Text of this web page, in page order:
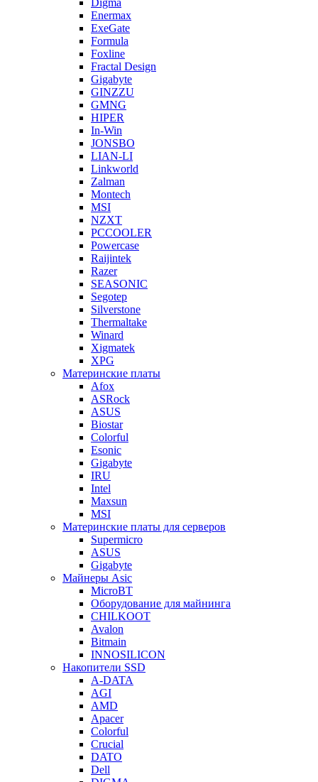
Digma
Enermax
ExeGate
Formula
Foxline
Fractal Design
Gigabyte
GINZZU
GMNG
HIPER
In-Win
JONSBO
LIAN-LI
Linkworld
Zalman
Montech
MSI
NZXT
PCCOOLER
Powercase
Raijintek
Razer
SEASONIC
Segotep
Silverstone
Thermaltake
Winard
Xigmatek
XPG
Материнские платы
Afox
ASRock
ASUS
Biostar
Colorful
Esonic
Gigabyte
IRU
Intel
Maxsun
MSI
Материнские платы для серверов
Supermicro
ASUS
Gigabyte
Майнеры Asic
MicroBT
Оборудование для майнинга
CHILKOOT
Avalon
Bitmain
INNOSILICON
Накопители SSD
A-DATA
AGI
AMD
Apacer
Colorful
Crucial
DATO
Dell